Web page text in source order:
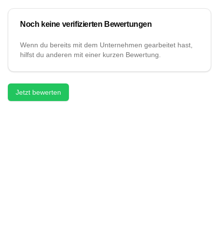
Noch keine verifizierten Bewertungen
Wenn du bereits mit dem Unternehmen gearbeitet hast,
hilfst du anderen mit einer kurzen Bewertung.
Jetzt bewerten